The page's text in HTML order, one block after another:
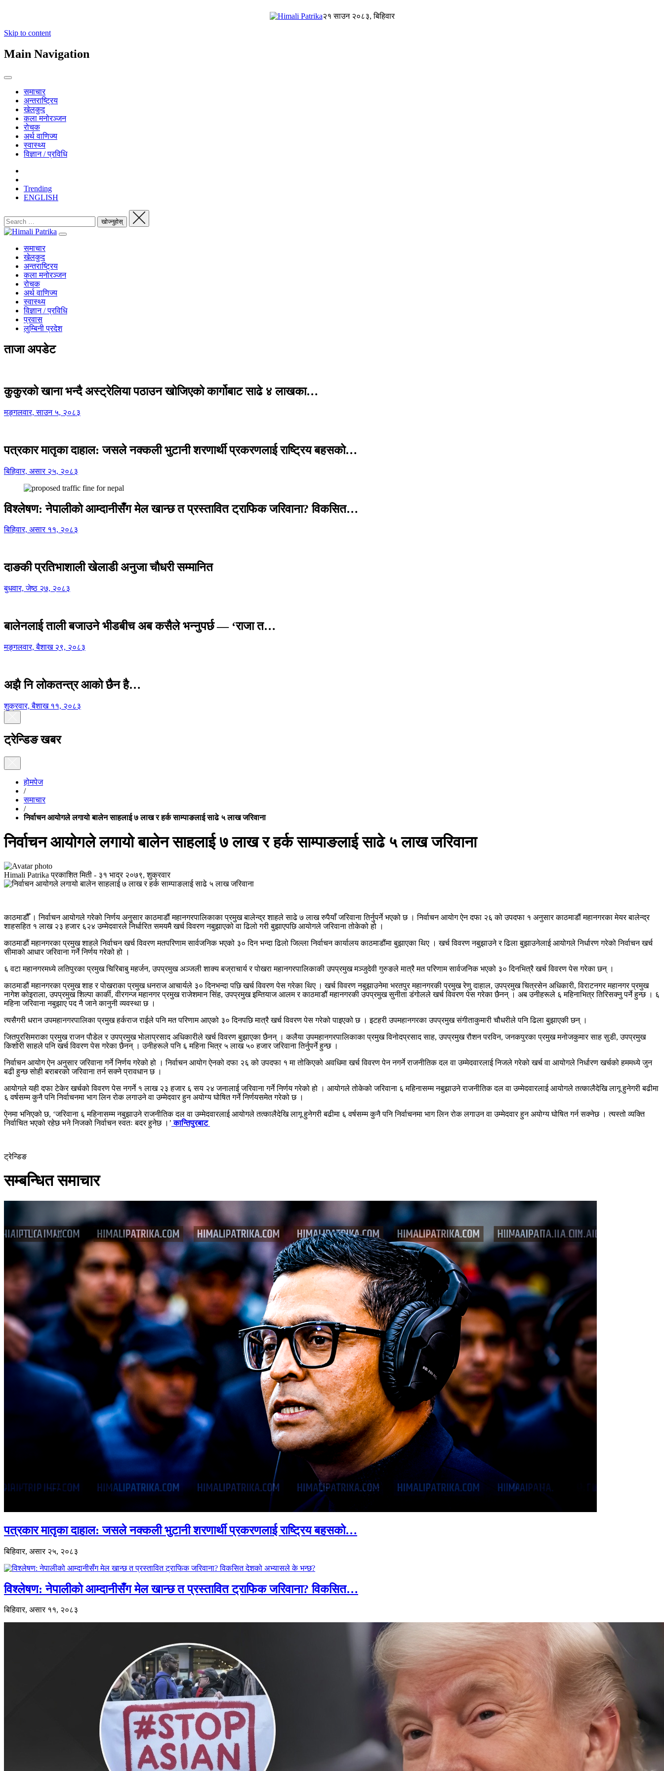
२१ साउन २०८३, बिहिवार
Skip to content
Main Navigation
समाचार
अन्तराष्ट्रिय
खेलकुद
कला मनोरञ्जन
रोचक
अर्थ वाणिज्य
स्वास्थ्य
विज्ञान / प्रविधि
Trending
ENGLISH
समाचार
खेलकुद
अन्तराष्ट्रिय
कला मनोरञ्जन
रोचक
अर्थ वाणिज्य
स्वास्थ्य
विज्ञान / प्रविधि
प्रवास
लुम्बिनी प्रदेश
ताजा अपडेट
कुकुरको खाना भन्दै अस्ट्रेलिया पठाउन खोजिएको कार्गोबाट साढे ४ लाखका…
मङ्गलवार, साउन ५, २०८३
पत्रकार मातृका दाहाल: जसले नक्कली भुटानी शरणार्थी प्रकरणलाई राष्ट्रिय बहसको…
बिहिवार, असार २५, २०८३
विश्लेषण: नेपालीको आम्दानीसँग मेल खान्छ त प्रस्तावित ट्राफिक जरिवाना? विकसित…
बिहिवार, असार ११, २०८३
दाङकी प्रतिभाशाली खेलाडी अनुजा चौधरी सम्मानित
बुधवार, जेष्ठ २७, २०८३
बालेनलाई ताली बजाउने भीडबीच अब कसैले भन्नुपर्छ — ‘राजा त…
मङ्गलवार, बैशाख २९, २०८३
अझै नि लोकतन्त्र आको छैन है…
शुक्रवार, बैशाख ११, २०८३
ट्रेन्डिङ खबर
होमपेज
/
समाचार
/
निर्वाचन आयोगले लगायो बालेन साहलाई ७ लाख र हर्क साम्पाङलाई साढे ५ लाख जरिवाना
निर्वाचन आयोगले लगायो बालेन साहलाई ७ लाख र हर्क साम्पाङलाई साढे ५ लाख जरिवाना
Himali Patrika प्रकाशित मिती - ३१ भाद्र २०७९, शुक्रवार
काठमाडौँ । निर्वाचन आयोगले गरेको निर्णय अनुसार काठमाडौं महानगरपालिकाका प्रमुख बालेन्द्र शाहले साढे ७ लाख रुपैयाँ जरिवाना तिर्नुपर्ने भएको छ । निर्वाचन आयोग ऐन दफा २६ को उपदफा १ अनुसार काठमाडौं महानगरका मेयर बालेन्द्र
शाहसहित १ लाख २३ हजार ६२४ उम्मेदवारले निर्धारित समयमै खर्च विवरण नबुझाएको वा ढिलो गरी बुझाएपछि आयोगले जरिवाना तोकेको हो ।
काठमाडौं महानगरका प्रमुख शाहले निर्वाचन खर्च विवरण मतपरिणाम सार्वजनिक भएको ३० दिन भन्दा ढिलो जिल्ला निर्वाचन कार्यालय काठमाडौंमा बुझाएका थिए । खर्च विवरण नबुझाउने र ढिला बुझाउनेलाई आयोगले निर्धारण गरेको निर्वाचन खर्च
सीमाको आधार जरिवाना गर्ने निर्णय गरेको हो ।
६ वटा महानगरमध्ये लतिपुरका प्रमुख चिरिबाबु महर्जन, उपप्रमुख अञ्जली शाक्य बज्राचार्य र पोखरा महानगरपालिकाकी उपप्रमुख मञ्जुदेवी गुरुङले मात्रै मत परिणाम सार्वजनिक भएको ३० दिनभित्रै खर्च विवरण पेस गरेका छन् ।
काठमाडौं महानगरका प्रमुख शाह र पोखराका प्रमुख धनराज आचार्यले ३० दिनभन्दा पछि खर्च विवरण पेस गरेका थिए । खर्च विवरण नबुझाउनेमा भरतपुर महानगरकी प्रमुख रेणु दाहाल, उपप्रमुख चित्रसेन अधिकारी, विराटनगर महानगर प्रमुख
नागेश कोइराला, उपप्रमुख शिल्पा कार्की, वीरगन्ज महानगर प्रमुख राजेशमान सिंह, उपप्रमुख इम्तियाज आलम र काठमाडौं महानगरकी उपप्रमुख सुनीता डंगोलले खर्च विवरण पेस गरेका छैनन् । अब उनीहरूले ६ महिनाभित्र तिरिसक्नु पर्ने हुन्छ । ६
महिना जरिवाना नबुझाए पद नै जाने कानुनी व्यवस्था छ ।
त्यसैगरी धरान उपमहानगरपालिका प्रमुख हर्कराज राईले पनि मत परिणाम आएको ३० दिनपछि मात्रै खर्च विवरण पेस गरेको पाइएको छ । इटहरी उपमहानगरका उपप्रमुख संगीताकुमारी चौधरीले पनि ढिला बुझाएकी छन् ।
जितपुरसिमराका प्रमुख राजन पौडेल र उपप्रमुख भोलाप्रसाद अधिकारीले खर्च विवरण बुझाएका छैनन् । कलैया उपमहानगरपालिकाका प्रमुख विनोदप्रसाद साह, उपप्रमुख रौशन परविन, जनकपुरका प्रमुख मनोजकुमार साह सुडी, उपप्रमुख
किशोरी साहले पनि खर्च विवरण पेस गरेका छैनन् । उनीहरूले पनि ६ महिना भित्र ५ लाख ५० हजार जरिवाना तिर्नुपर्ने हुन्छ ।
निर्वाचन आयोग ऐन अनुसार जरिवाना गर्ने निर्णय गरेको हो । निर्वाचन आयोग ऐनको दफा २६ को उपदफा १ मा तोकिएको अवधिमा खर्च विवरण पेन नगर्ने राजनीतिक दल वा उम्मेदवारलाई निजले गरेको खर्च वा आयोगले निर्धारण खर्चको हममध्ये जुन
बढी हुन्छ सोही बराबरको जरिवाना तर्न सक्ने प्रावधान छ ।
आयोगले यही दफा टेकेर खर्चको विवरण पेस नगर्ने १ लाख २३ हजार ६ सय २४ जनालाई जरिवाना गर्ने निर्णय गरेको हो । आयोगले तोकेको जरिवाना ६ महिनासम्म नबुझाउने राजनीतिक दल वा उम्मेदवारलाई आयोगले तत्कालैदेखि लागू हुनेगरी बढीमा
६ वर्षसम्म कुनै पनि निर्वाचनमा भाग लिन रोक लगाउने वा उम्मेदवार हुन अयोग्य घोषित गर्ने निर्णयसमेत गरेको छ ।
ऐनमा भनिएको छ, ‘जरिवाना ६ महिनासम्म नबुझाउने राजनीतिक दल वा उम्मेदवारलाई आयोगले तत्कालैदेखि लागू हुनेगरी बढीमा ६ वर्षसम्म कुनै पनि निर्वाचनमा भाग लिन रोक लगाउन वा उम्मेदवार हुन अयोग्य घोषित गर्न सक्नेछ । त्यस्तो व्यक्ति
निर्वाचित भएको रहेछ भने निजको निर्वाचन स्वतः बदर हुनेछ ।’ कान्तिपुरबाट
ट्रेन्डिङ
सम्बन्धित समाचार
पत्रकार मातृका दाहाल: जसले नक्कली भुटानी शरणार्थी प्रकरणलाई राष्ट्रिय बहसको…
बिहिवार, असार २५, २०८३
विश्लेषण: नेपालीको आम्दानीसँग मेल खान्छ त प्रस्तावित ट्राफिक जरिवाना? विकसित…
बिहिवार, असार ११, २०८३